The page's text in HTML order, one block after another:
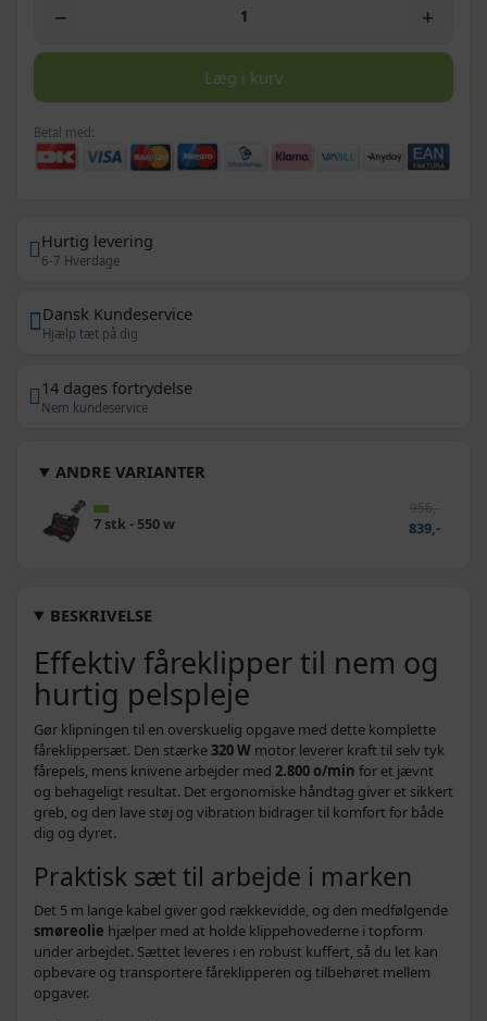
− +
Læg i kurv
Betal med:
Hurtig levering
6-7 Hverdage
Dansk Kundeservice
Hjælp tæt på dig
14 dages fortrydelse
Nem kundeservice
BESKRIVELSE
Effektiv fåreklipper til nem og
hurtig pelspleje
Gør klipningen til en overskuelig opgave med dette komplette
fåreklippersæt. Den stærke320 W motor leverer kraft til selv tyk
fårepels, mens knivene arbejder med 2.800 o/min for et jævnt
og behageligt resultat. Det ergonomiske håndtag giver et sikkert
greb, og den lave støj og vibration bidrager til komfort for både
dig og dyret.
Praktisk sæt til arbejde i marken
Det 5 m lange kabel giver god rækkevidde, og den medfølgende
smøreolie hjælper med at holde klippehovederne i topform
under arbejdet. Sættet leveres i en robust kuffert, så du let kan
opbevare og transportere fåreklipperen og tilbehøret mellem
opgaver.
ANDRE VARIANTER
7 stk - 550 w
956,-
839,-